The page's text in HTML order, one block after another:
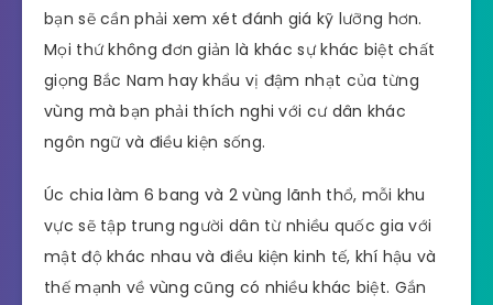
bạn sẽ cần phải xem xét đánh giá kỹ lưỡng hơn.
Mọi thứ không đơn giản là khác sự khác biệt chất
giọng Bắc Nam hay khẩu vị đậm nhạt của từng
vùng mà bạn phải thích nghi với cư dân khác
ngôn ngữ và điều kiện sống.
Úc chia làm 6 bang và 2 vùng lãnh thổ, mỗi khu
vực sẽ tập trung người dân từ nhiều quốc gia với
mật độ khác nhau và điều kiện kinh tế, khí hậu và
thế mạnh về vùng cũng có nhiều khác biệt. Gắn